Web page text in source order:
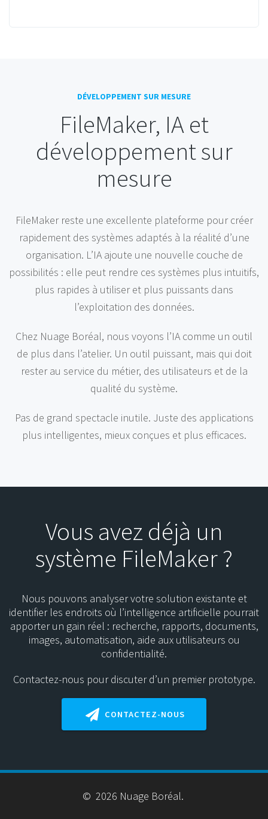
DÉVELOPPEMENT SUR MESURE
FileMaker, IA et
développement sur
mesure
FileMaker reste une excellente plateforme pour créer
rapidement des systèmes adaptés à la réalité d’une
organisation. L’IA ajoute une nouvelle couche de
possibilités : elle peut rendre ces systèmes plus intuitifs,
plus rapides à utiliser et plus puissants dans
l’exploitation des données.
Chez Nuage Boréal, nous voyons l’IA comme un outil
de plus dans l’atelier. Un outil puissant, mais qui doit
rester au service du métier, des utilisateurs et de la
qualité du système.
Pas de grand spectacle inutile. Juste des applications
plus intelligentes, mieux conçues et plus efficaces.
Vous avez déjà un
système FileMaker ?
Nous pouvons analyser votre solution existante et
identifier les endroits où l’intelligence artificielle pourrait
apporter un gain réel : recherche, rapports, documents,
images, automatisation, aide aux utilisateurs ou
confidentialité.
Contactez-nous pour discuter d’un premier prototype.
CONTACTEZ-NOUS
© 2026 Nuage Boréal.